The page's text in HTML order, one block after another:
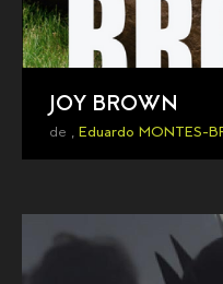
JOY BROWN
de , Eduardo MONTES-